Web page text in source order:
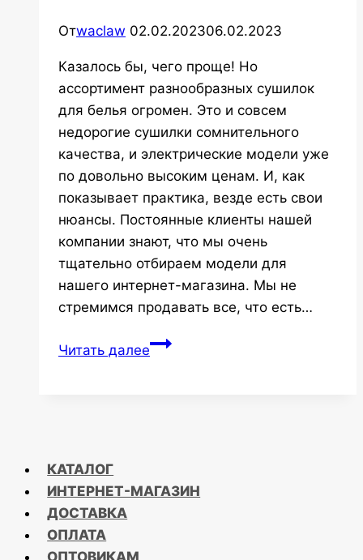
Отwaclaw 02.02.202306.02.2023
Казалось бы, чего проще! Но
ассортимент разнообразных сушилок
для белья огромен. Это и совсем
недорогие сушилки сомнительного
качества, и электрические модели уже
по довольно высоким ценам. И, как
показывает практика, везде есть свои
нюансы. Постоянные клиенты нашей
компании знают, что мы очень
тщательно отбираем модели для
нашего интернет-магазина. Мы не
стремимся продавать все, что есть…
Читать далееСушилки
КАТАЛОГ
ИНТЕРНЕТ-МАГАЗИН
ДОСТАВКА
ОПЛАТА